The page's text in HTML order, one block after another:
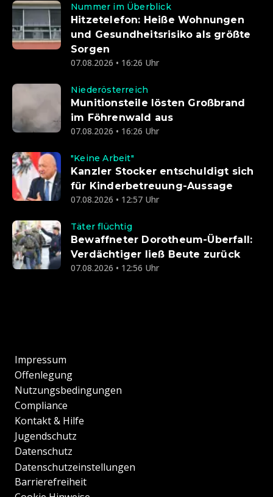
Nummer im Überblick
Hitzetelefon: Heiße Wohnungen
und Gesundheitsrisiko als größte
Sorgen
07.08.2026 • 16:26 Uhr
Niederösterreich
Munitionsteile lösten Großbrand
im Föhrenwald aus
07.08.2026 • 16:26 Uhr
"Keine Arbeit"
Kanzler Stocker entschuldigt sich
für Kinderbetreuung-Aussage
07.08.2026 • 12:57 Uhr
Täter flüchtig
Bewaffneter Dorotheum-Überfall:
Verdächtiger ließ Beute zurück
07.08.2026 • 12:56 Uhr
Impressum
Offenlegung
Nutzungsbedingungen
Compliance
Kontakt & Hilfe
Jugendschutz
Datenschutz
Datenschutzeinstellungen
Barrierefreiheit